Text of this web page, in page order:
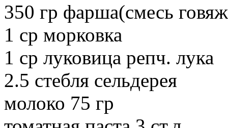
350 гр фарша(смесь
1 ср морковка
1 ср луковица репч. лука
2.5 стебля сельдерея
молоко 75 гр